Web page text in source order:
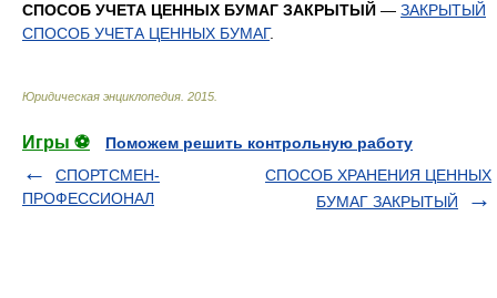
СПОСОБ УЧЕТА ЦЕННЫХ БУМАГ ЗАКРЫТЫЙ — ЗАКРЫТЫЙ
СПОСОБ УЧЕТА ЦЕННЫХ БУМАГ.
Юридическая энциклопедия 2015
Игры ⚽
Поможем решить контрольную работу
СПОРТСМЕН-
ПРОФЕССИОНАЛ
СПОСОБ ХРАНЕНИЯ ЦЕННЫХ
БУМАГ ЗАКРЫТЫЙ